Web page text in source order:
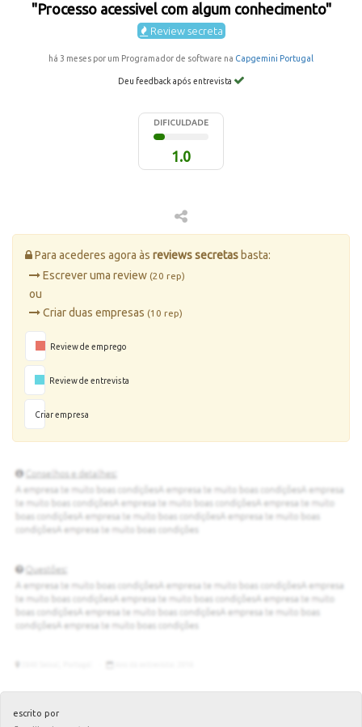
"Processo acessivel com algum conhecimento"
Review secreta
há 3 meses por um Programador de software na Capgemini Portugal
Deu feedback após entrevista
DIFICULDADE
1.0
Para acederes agora às reviews secretas basta:
Escrever uma review (20 rep)
ou
Criar duas empresas (10 rep)
Review de emprego
Review de entrevista
Criar empresa
escrito por